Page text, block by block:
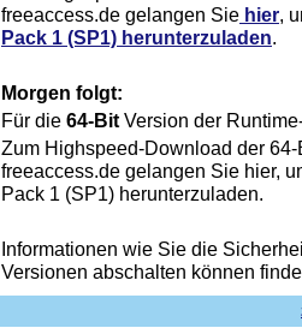
freeaccess.de gelangen Sie hier,
Pack 1 (SP1) herunterzuladen.
Morgen folgt:
Für die 64-Bit Version der
Zum Highspeed-Download der
freeaccess.de gelangen Sie hier,
Pack 1 (SP1) herunterzuladen.
Informationen wie Sie die
Versionen abschalten können